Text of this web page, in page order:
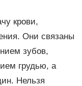
крови,
Они связаны
зубов,
грудью, а
Нельзя